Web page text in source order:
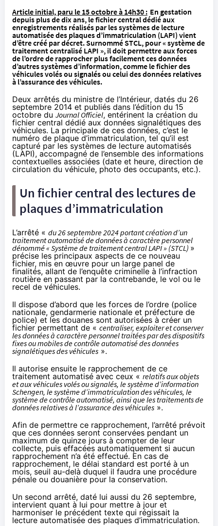
Article initial, paru le 15 octobre à 14h30 : En gestation
depuis plus de dix ans, le fichier central dédié aux
enregistrements réalisés par les systèmes de lecture
automatisée des plaques d’immatriculation (LAPI) vient
d’être créé par décret. Surnommé STCL, pour « système de
traitement centralisé LAPI », il doit permettre aux forces
de l’ordre de rapprocher plus facilement ces données
d’autres systèmes d’information, comme le fichier des
véhicules volés ou signalés ou celui des données relatives
à l’assurance des véhicules.
Deux arrêtés du ministre de l’Intérieur, datés du 26
septembre 2014 et publiés dans l’édition du 15
octobre du Journal Officiel, entérinent la création du
fichier central dédié aux données signalétiques des
véhicules. La principale de ces données, c’est le
numéro de plaque d’immatriculation, tel qu’il est
capturé par les systèmes de lecture automatisés
(LAPI), accompagné de l’ensemble des informations
contextuelles associées (date et heure, direction de
circulation du véhicule, photo des occupants, etc.).
Un fichier central des lectures de
plaques d’immatriculation
L’arrêté « du 26 septembre 2024 portant création d’un
traitement automatisé de données à caractère personnel
dénommé « Système de traitement central LAPI » (STCL) »
précise les principaux aspects de ce nouveau
fichier, mis en œuvre pour un large panel de
finalités, allant de l’enquête criminelle à l’infraction
routière en passant par la contrebande, le vol ou le
recel de véhicules.
Il dispose d’abord que les forces de l’ordre (police
nationale, gendarmerie nationale et préfecture de
police) et les douanes sont autorisées à créer un
fichier permettant de « centraliser, exploiter et conserver
les données à caractère personnel traitées par des dispositifs
fixes ou mobiles de contrôle automatisé des données
signalétiques des véhicules ».
Il autorise ensuite le rapprochement de ce
traitement automatisé avec ceux « relatifs aux objets
et aux véhicules volés ou signalés, le système d’information
Schengen, le système d’immatriculation des véhicules, le
système de contrôle automatisé, ainsi que les traitements de
données relatives à l’assurance des véhicules ».
Afin de permettre ce rapprochement, l’arrêté prévoit
que ces données seront conservées pendant un
maximum de quinze jours à compter de leur
collecte, puis effacées automatiquement si aucun
rapprochement n’a été effectué. En cas de
rapprochement, le délai standard est porté à un
mois, seuil au-delà duquel il faudra une procédure
pénale ou douanière pour la conservation.
Un second arrêté, daté lui aussi du 26 septembre,
intervient quant à lui pour mettre à jour et
harmoniser le précédent texte qui régissait la
lecture automatisée des plaques d’immatriculation.